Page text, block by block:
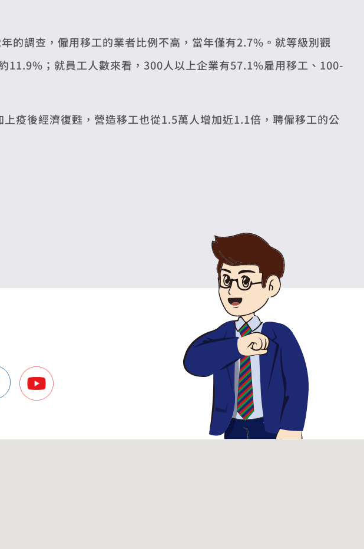
的調查，僱用移工的業者比例不高，當年僅有2.7%。就等級別觀
11.9%；就員工人數來看，300人以上企業有57.1%雇用移工、100-
疫後經濟復甦，營造移工也從1.5萬人增加近1.1倍，聘僱移工的公